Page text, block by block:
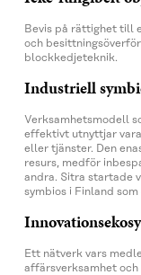
Bevis på rättighet till
och
blockkedjeteknik.
Industriell
Verksamhetsmodell
effektivt utnyttjar
eller tjänster. Den
resurs, medför
andra. Sitra startade
symbios i Finland som
Ett nätverk vars
affärsverksamhet